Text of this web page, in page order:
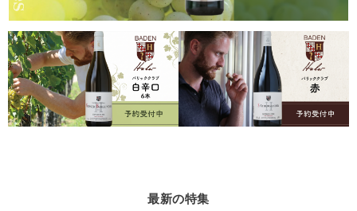
最新の特集